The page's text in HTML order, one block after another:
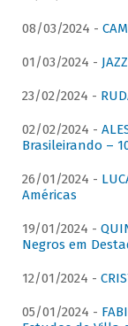
08/03/2024 -
01/03/2024 -
23/02/2024 -
02/02/2024 -
Brasileirando –
26/01/2024 -
Américas
19/01/2024 -
Negros em
12/01/2024 -
05/01/2024 -